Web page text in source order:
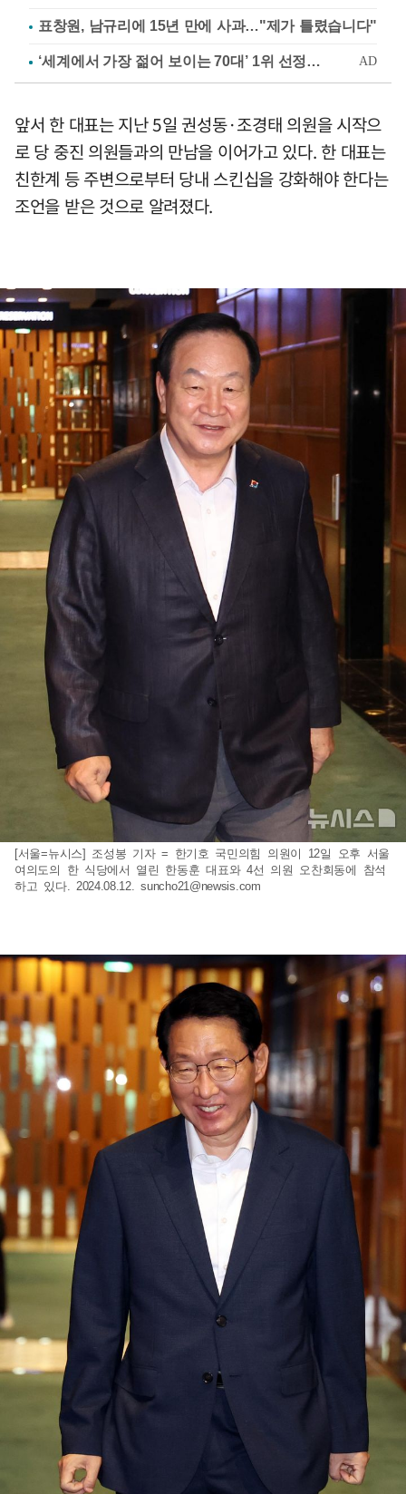
표창원, 남규리에 15년 만에 사과…"제가 틀렸습니다"
앞서 한 대표는 지난 5일 권성동·조경태 의원을 시작으
로 당 중진 의원들과의 만남을 이어가고 있다. 한 대표는
친한계 등 주변으로부터 당내 스킨십을 강화해야 한다는
조언을 받은 것으로 알려졌다.
[서울=뉴시스] 조성봉 기자 = 한기호 국민의힘 의원이 12일 오후 서울
여의도의 한 식당에서 열린 한동훈 대표와 4선 의원 오찬회동에 참석
하고 있다. 2024.08.12.suncho21@newsis.com